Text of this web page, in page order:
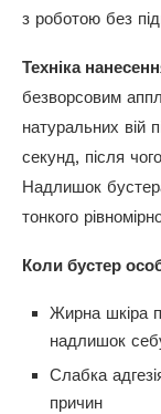
з роботою без
Техніка
безворсовим
натуральних вій
секунд, після
Надлишок
тонкого
Коли бустер
Жирна шкіра
надлишок
Слабка
причин